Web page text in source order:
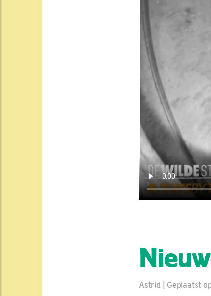
Astrid | Geplaatst op